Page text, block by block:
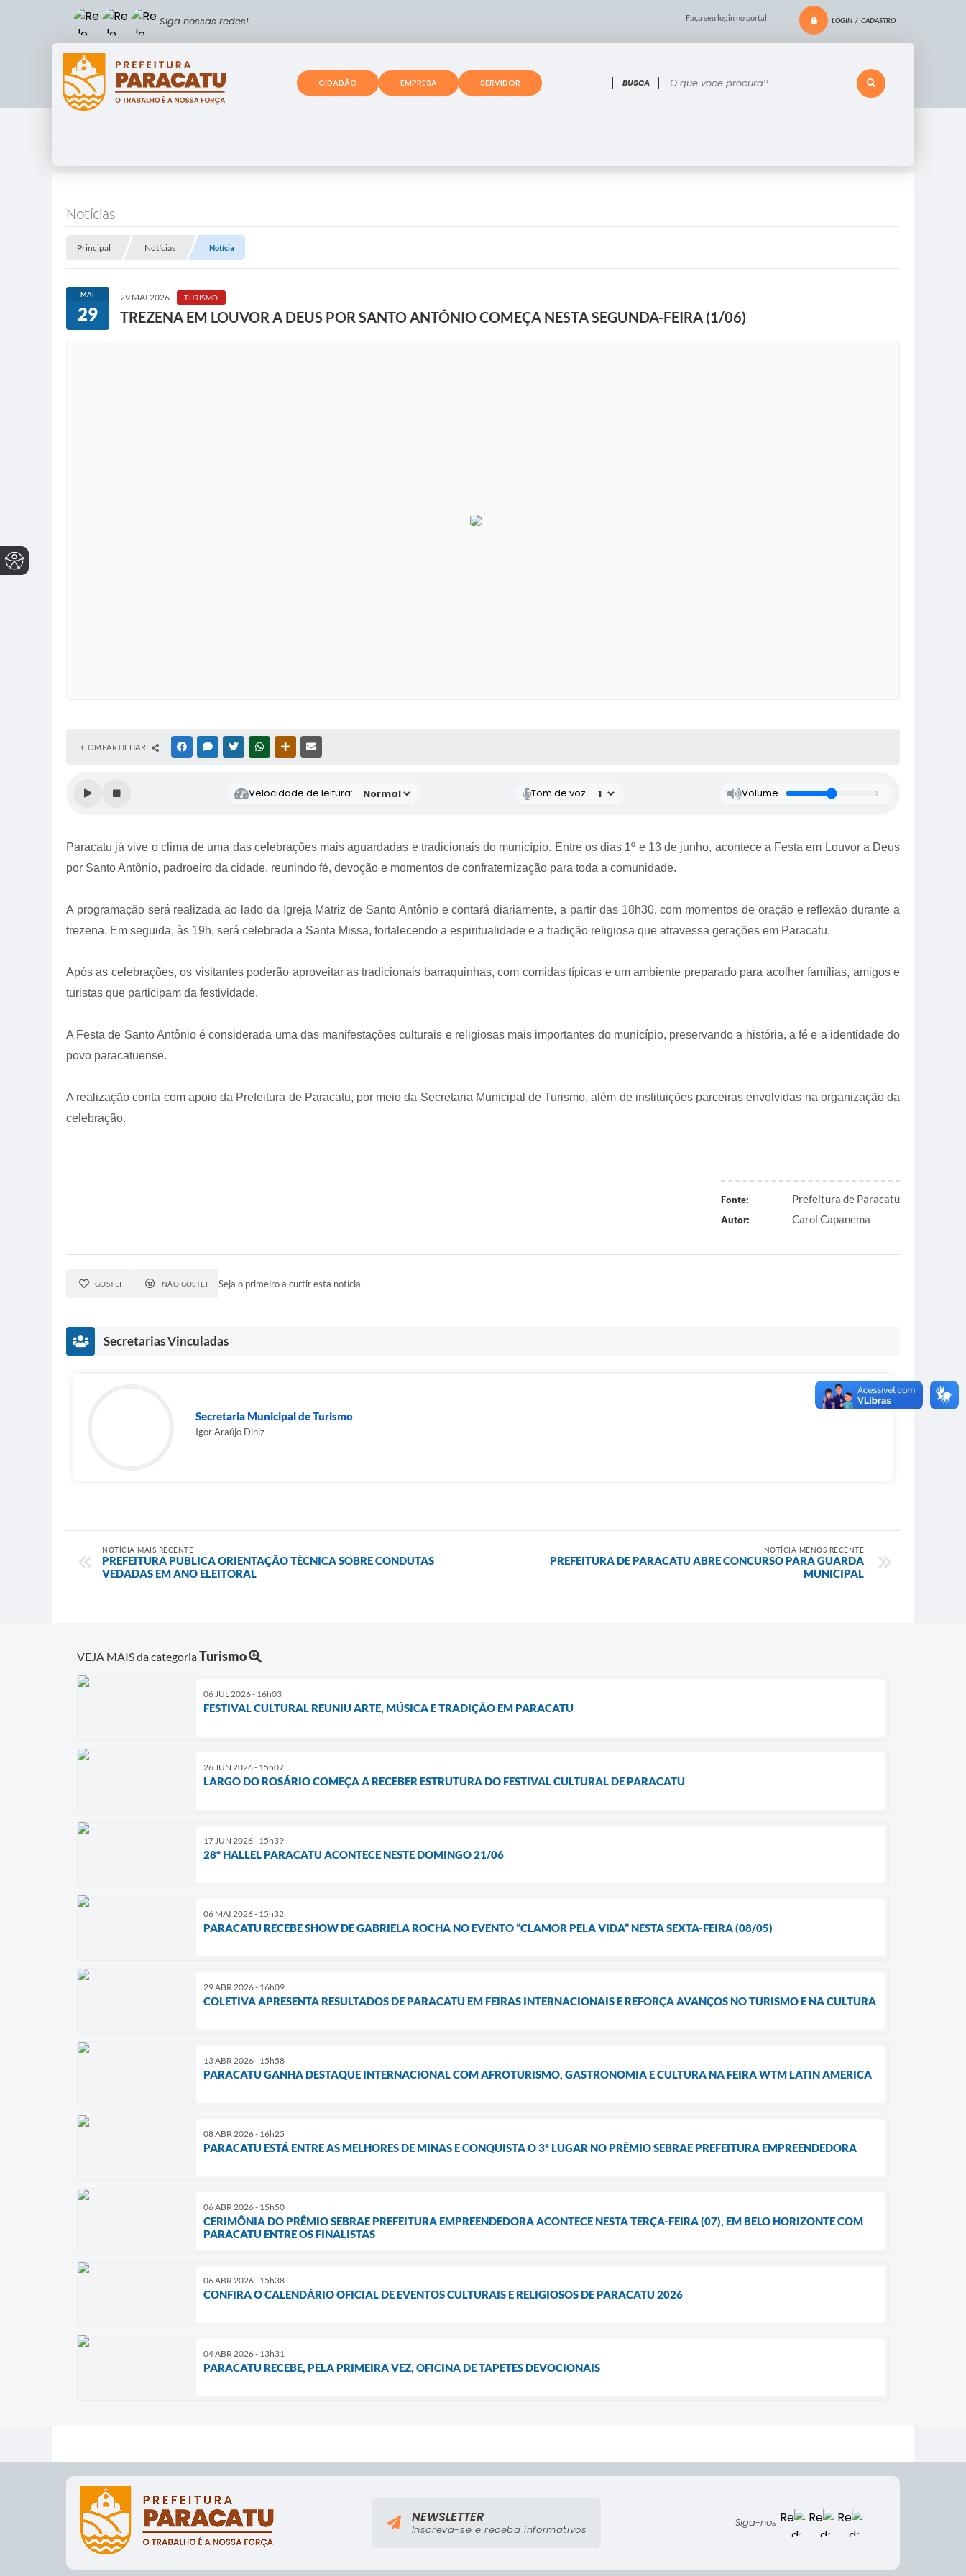
Faça seu login no portal LOGIN / CADASTRO
O que voce procura?
Siga nossas redes!
CIDADÃO EMPRESA SERVIDOR
Notícias
Principal Notícias Notícia
MAI
29
29 MAI 2026 TURISMO
TREZENA EM LOUVOR A DEUS POR SANTO ANTÔNIO COMEÇA NESTA SEGUNDA-FEIRA (1/06)
COMPARTILHAR FACEBOOKMESSENGER
TWITTERWHATSAPPOUTRAS MÍDIAS
Velocidade de leitura: Tom de voz: Volume
Paracatu já vive o clima de uma das celebrações mais aguardadas e tradicionais do município. Entre os dias 1º e 13 de junho, acontece a Festa em Louvor a Deus
por Santo Antônio, padroeiro da cidade, reunindo fé, devoção e momentos de confraternização para toda a comunidade.
A programação será realizada ao lado da Igreja Matriz de Santo Antônio e contará diariamente, a partir das 18h30, com momentos de oração e reflexão durante a
trezena. Em seguida, às 19h, será celebrada a Santa Missa, fortalecendo a espiritualidade e a tradição religiosa que atravessa gerações em Paracatu.
Após as celebrações, os visitantes poderão aproveitar as tradicionais barraquinhas, com comidas típicas e um ambiente preparado para acolher famílias, amigos e
turistas que participam da festividade.
A Festa de Santo Antônio é considerada uma das manifestações culturais e religiosas mais importantes do município, preservando a história, a fé e a identidade do
povo paracatuense.
A realização conta com apoio da Prefeitura de Paracatu, por meio da Secretaria Municipal de Turismo, além de instituições parceiras envolvidas na organização da
celebração.
Fonte: Prefeitura de Paracatu
Autor: Carol Capanema
GOSTEI NÃO GOSTEI Seja o primeiro a curtir esta notícia.
Secretarias Vinculadas
Secretaria Municipal de Turismo
Igor Araújo Diniz
NOTÍCIA MAIS RECENTE
PREFEITURA PUBLICA ORIENTAÇÃO TÉCNICA SOBRE CONDUTAS
VEDADAS EM ANO ELEITORAL
NOTÍCIA MENOS RECENTE
PREFEITURA DE PARACATU ABRE CONCURSO PARA GUARDA
MUNICIPAL
VEJA MAIS da categoriaTurismo
06 JUL 2026 - 16h03
FESTIVAL CULTURAL REUNIU ARTE, MÚSICA E TRADIÇÃO EM PARACATU
26 JUN 2026 - 15h07
LARGO DO ROSÁRIO COMEÇA A RECEBER ESTRUTURA DO FESTIVAL CULTURAL DE PARACATU
17 JUN 2026 - 15h39
28º HALLEL PARACATU ACONTECE NESTE DOMINGO 21/06
06 MAI 2026 - 15h32
PARACATU RECEBE SHOW DE GABRIELA ROCHA NO EVENTO “CLAMOR PELA VIDA” NESTA SEXTA-FEIRA (08/05)
29 ABR 2026 - 16h09
COLETIVA APRESENTA RESULTADOS DE PARACATU EM FEIRAS INTERNACIONAIS E REFORÇA AVANÇOS NO TURISMO E NA CULTURA
13 ABR 2026 - 15h58
PARACATU GANHA DESTAQUE INTERNACIONAL COM AFROTURISMO, GASTRONOMIA E CULTURA NA FEIRA WTM LATIN AMERICA
08 ABR 2026 - 16h25
PARACATU ESTÁ ENTRE AS MELHORES DE MINAS E CONQUISTA O 3º LUGAR NO PRÊMIO SEBRAE PREFEITURA EMPREENDEDORA
06 ABR 2026 - 15h50
CERIMÔNIA DO PRÊMIO SEBRAE PREFEITURA EMPREENDEDORA ACONTECE NESTA TERÇA-FEIRA (07), EM BELO HORIZONTE COM
PARACATU ENTRE OS FINALISTAS
06 ABR 2026 - 15h38
CONFIRA O CALENDÁRIO OFICIAL DE EVENTOS CULTURAIS E RELIGIOSOS DE PARACATU 2026
04 ABR 2026 - 13h31
PARACATU RECEBE, PELA PRIMEIRA VEZ, OFICINA DE TAPETES DEVOCIONAIS
Siga-nos
NEWSLETTER
Inscreva-se e receba informativos